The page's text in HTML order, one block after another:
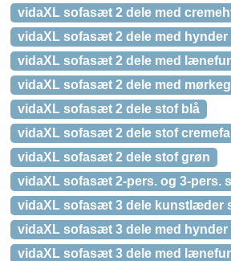
vidaXL sofasæt 2 dele med
vidaXL sofasæt 2 dele med hynder
vidaXL sofasæt 2 dele med
vidaXL sofasæt 2 dele med
vidaXL sofasæt 2 dele stof blå
vidaXL sofasæt 2 dele stof
vidaXL sofasæt 2 dele stof grøn
vidaXL sofasæt 2-pers. og 3-pers.
vidaXL sofasæt 3 dele kunstlæder
vidaXL sofasæt 3 dele med hynder
vidaXL sofasæt 3 dele med